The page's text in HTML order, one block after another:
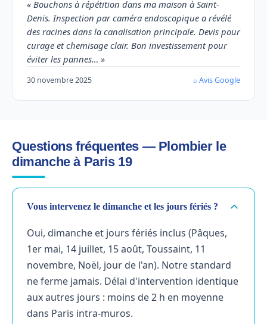
« Bouchons à répétition dans ma maison à Saint-
Denis. Inspection par caméra endoscopique a révélé
des racines dans la canalisation principale. Devis pour
curage et chemisage clair. Bon investissement pour
éviter les pannes… »
30 novembre 2025 ⌕ Avis Google
Questions fréquentes — Plombier le
dimanche à Paris 19
Vous intervenez le dimanche et les jours fériés ?
Oui, dimanche et jours fériés inclus (Pâques,
1er mai, 14 juillet, 15 août, Toussaint, 11
novembre, Noël, jour de l'an). Notre standard
ne ferme jamais. Délai d'intervention identique
aux autres jours : moins de 2 h en moyenne
dans Paris intra-muros.